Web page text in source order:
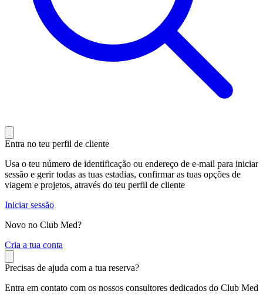
Entra no teu perfil de cliente
Usa o teu número de identificação ou endereço de e-mail para iniciar
sessão e gerir todas as tuas estadias, confirmar as tuas opções de
viagem e projetos, através do teu perfil de cliente
Iniciar sessão
Novo no Club Med?
Cria a tua conta
Precisas de ajuda com a tua reserva?
Entra em contato com os nossos consultores dedicados do Club Med